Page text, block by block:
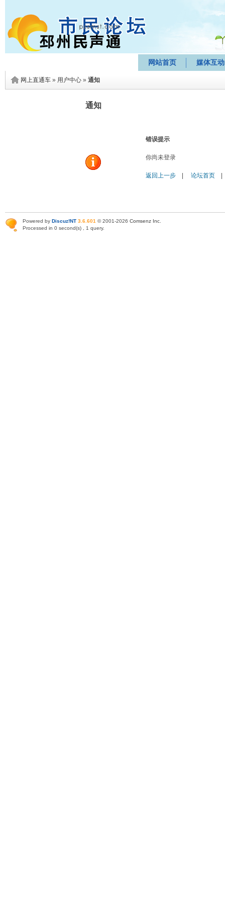
网站首页 媒体互动
网上直通车 » 用户中心 » 通知
通知
错误提示
你尚未登录
返回上一步 论坛首页
Powered by Discuz!NT 3.6.601 © 2001-2026 Comsenz Inc
Processed in 0 second(s) , 1 query.